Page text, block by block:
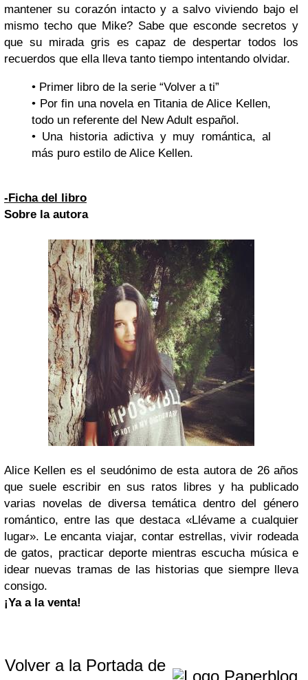
mantener su corazón intacto y a salvo viviendo bajo el
mismo techo que Mike? Sabe que esconde secretos y
que su mirada gris es capaz de despertar todos los
recuerdos que ella lleva tanto tiempo intentando olvidar.
• Primer libro de la serie “Volver a ti”
• Por fin una novela en Titania de Alice Kellen,
todo un referente del New Adult español.
• Una historia adictiva y muy romántica, al
más puro estilo de Alice Kellen.
-Ficha del libro
Sobre la autora
Alice Kellen es el seudónimo de esta autora de 26 años
que suele escribir en sus ratos libres y ha publicado
varias novelas de diversa temática dentro del género
romántico, entre las que destaca «Llévame a cualquier
lugar». Le encanta viajar, contar estrellas, vivir rodeada
de gatos, practicar deporte mientras escucha música e
idear nuevas tramas de las historias que siempre lleva
consigo.
¡Ya a la venta!
Volver a la Portada de